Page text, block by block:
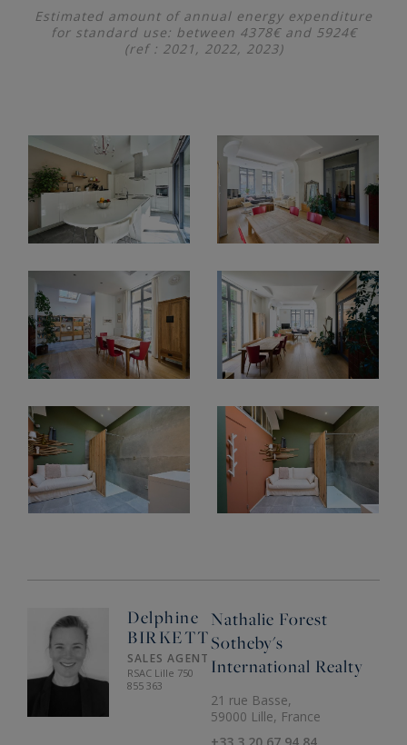
Estimated amount of annual energy expenditure
for standard use: between 4378€ and 5924€
(ref : 2021, 2022, 2023)
Delphine
BIRKETT
SALES AGENT
RSAC Lille 750
855 363
Nathalie Forest
Sotheby's
International Realty
21 rue Basse,
59000 Lille, France